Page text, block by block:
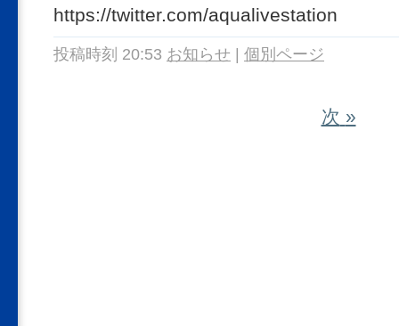
https://twitter.com/aqualivestation
投稿時刻 20:53 お知らせ 個別ページ
次 »